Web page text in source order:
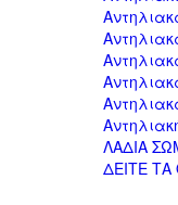
ΛΑΔΙΑ
ΔΕΙΤΕ